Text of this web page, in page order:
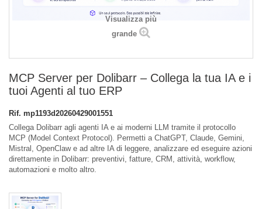
Visualizza più
grande
MCP Server per Dolibarr – Collega la tua IA e i
tuoi Agenti al tuo ERP
Rif. mp1193d20260429001551
Collega Dolibarr agli agenti IA e ai moderni LLM tramite il protocollo
MCP (Model Context Protocol). Permetti a ChatGPT, Claude, Gemini,
Mistral, OpenClaw e ad altre IA di leggere, analizzare ed eseguire azioni
direttamente in Dolibarr: preventivi, fatture, CRM, attività, workflow,
automazioni e molto altro.